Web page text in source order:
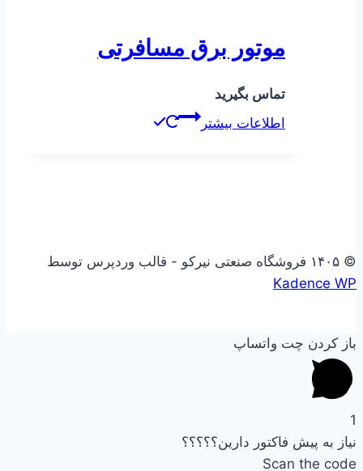
موتور برق مسافرتی
تماس بگیرید
اطلاعات بیشتر
© ۱۴۰۵ فروشگاه صنعتی نیرکو - قالب وردپرس توسط
Kadence WP
باز کردن چت واتساپ
1
نیاز به پیش فاکتور دارین؟؟؟؟؟
Scan the code